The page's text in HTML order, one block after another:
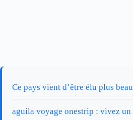
Ce pays vient d’être élu plus
aguila voyage onestrip : vivez